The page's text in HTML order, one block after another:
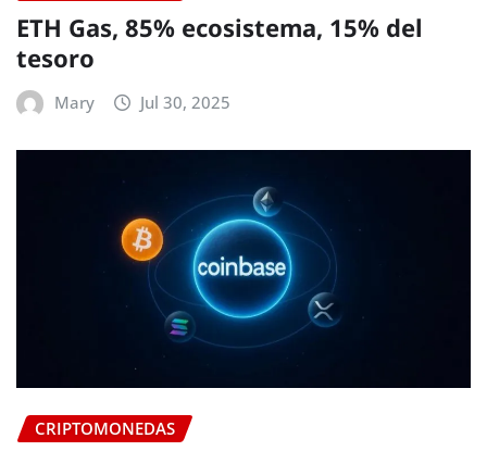
ETH Gas, 85% ecosistema, 15% del
tesoro
Mary Jul 30, 2025
CRIPTOMONEDAS